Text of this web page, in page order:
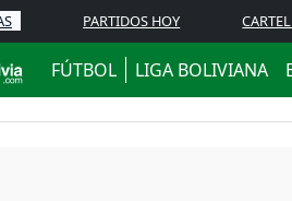
PARTIDOS HOY
FÚTBOL LIGA BOLIVIANA